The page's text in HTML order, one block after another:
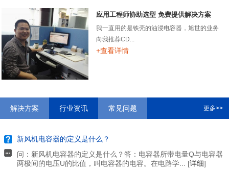
应用工程师协助选型 免费提供解决方案
我一直用的是铁壳的油浸电容器，旭世的业务
向我推荐CD...
+查看详情
解决方案 行业资讯 常见问题 更多>>
新风机电容器的定义是什么？
问：新风机电容器的定义是什么？答：电容器所带电量Q与电容器
两极间的电压U的比值，叫电容器的电容。在电路学... [详细]